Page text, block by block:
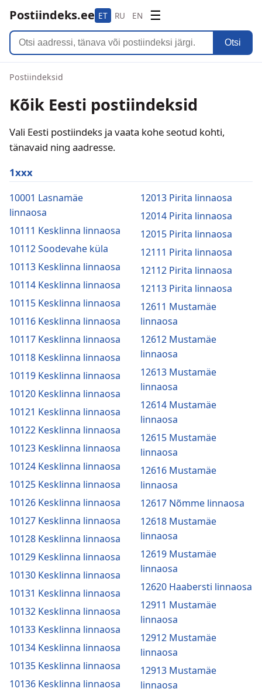
Postiindeks.ee ET RU EN ☰
Otsi
Postiindeksid
Kõik Eesti postiindeksid
Vali Eesti postiindeks ja vaata kohe seotud kohti,
tänavaid ning aadresse.
1xxx
10001 Lasnamäe
linnaosa
10111 Kesklinna linnaosa
10112 Soodevahe küla
10113 Kesklinna linnaosa
10114 Kesklinna linnaosa
10115 Kesklinna linnaosa
10116 Kesklinna linnaosa
10117 Kesklinna linnaosa
10118 Kesklinna linnaosa
10119 Kesklinna linnaosa
10120 Kesklinna linnaosa
10121 Kesklinna linnaosa
10122 Kesklinna linnaosa
10123 Kesklinna linnaosa
10124 Kesklinna linnaosa
10125 Kesklinna linnaosa
10126 Kesklinna linnaosa
10127 Kesklinna linnaosa
10128 Kesklinna linnaosa
10129 Kesklinna linnaosa
10130 Kesklinna linnaosa
10131 Kesklinna linnaosa
10132 Kesklinna linnaosa
10133 Kesklinna linnaosa
10134 Kesklinna linnaosa
10135 Kesklinna linnaosa
10136 Kesklinna linnaosa
12013 Pirita linnaosa
12014 Pirita linnaosa
12015 Pirita linnaosa
12111 Pirita linnaosa
12112 Pirita linnaosa
12113 Pirita linnaosa
12611 Mustamäe
linnaosa
12612 Mustamäe
linnaosa
12613 Mustamäe
linnaosa
12614 Mustamäe
linnaosa
12615 Mustamäe
linnaosa
12616 Mustamäe
linnaosa
12617 Nõmme linnaosa
12618 Mustamäe
linnaosa
12619 Mustamäe
linnaosa
12620 Haabersti linnaosa
12911 Mustamäe
linnaosa
12912 Mustamäe
linnaosa
12913 Mustamäe
linnaosa